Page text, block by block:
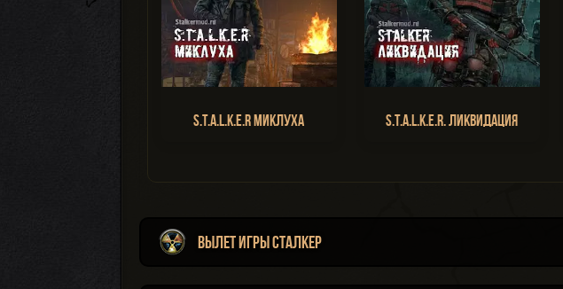
S.T.A.L.K.E.R Миклуха S.T.A.L.K.E.R. Ликвидация
Вылет игры Сталкер